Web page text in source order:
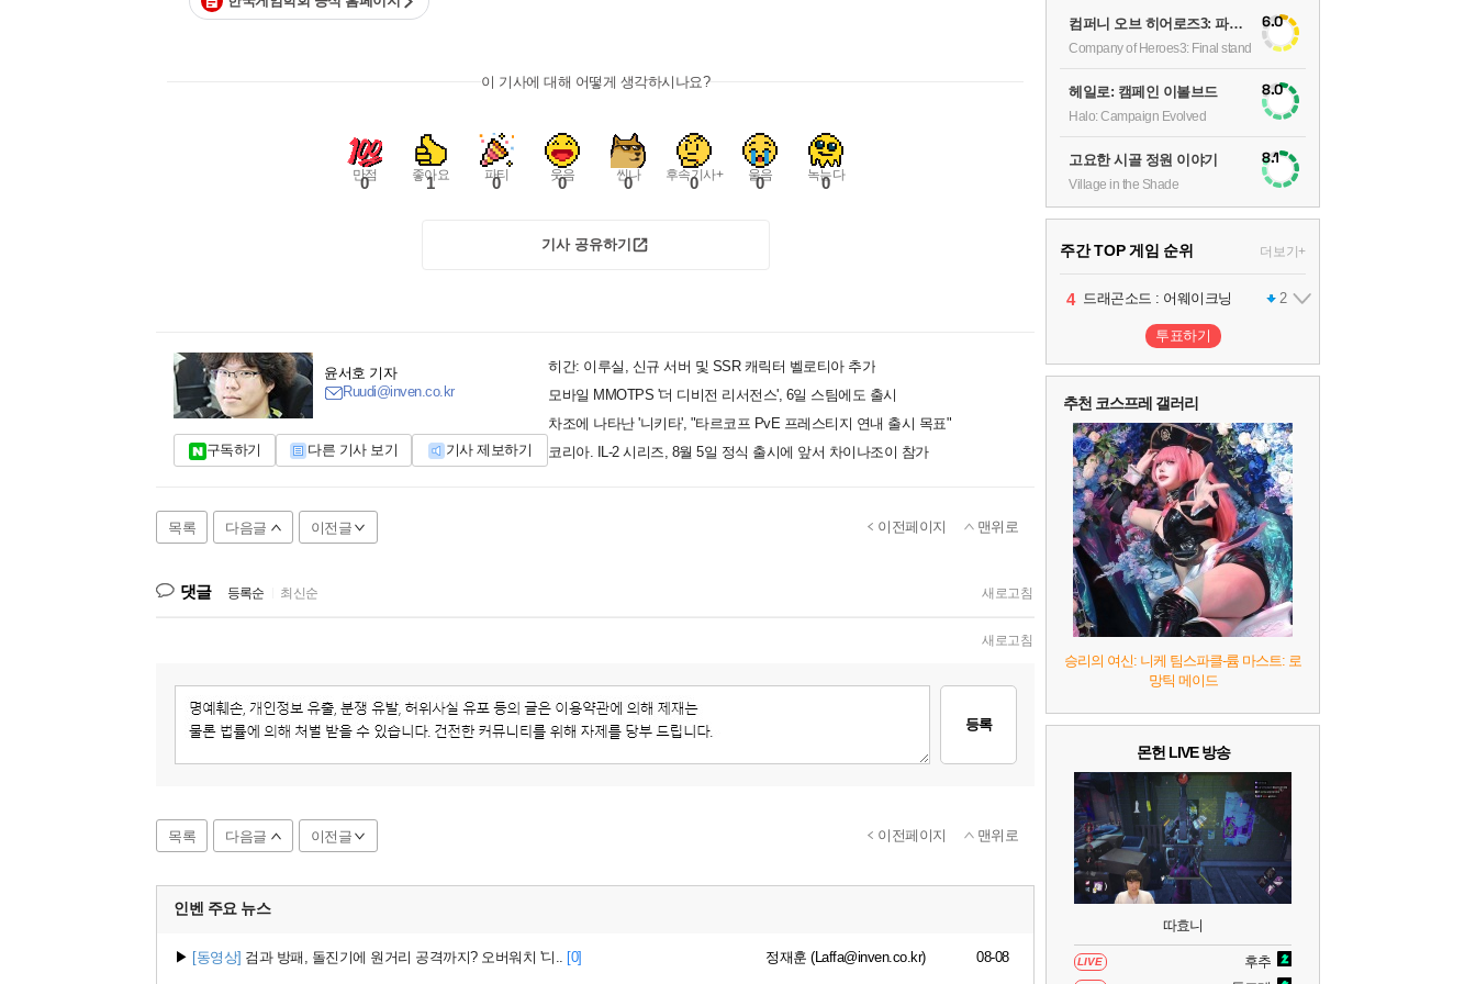
이 기사에 대해 어떻게 생각하시나요?
만점
0 좋아요
1 파티
0 웃음
0 씬나
0 후속기사+
0 울음
0 녹는다
0
기사 공유하기
윤서호 기자
Ruudi@inven.co.kr
구독하기 다른 기사 보기 기사 제보하기
히간: 이루실, 신규 서버 및 SSR 캐릭터 벨로티아 추가
모바일 MMOTPS '더 디비전 리서전스', 6일 스팀에도 출시
차조에 나타난 '니키타', "타르코프 PvE 프레스티지 연내 출시 목표"
코리아. IL-2 시리즈, 8월 5일 정식 출시에 앞서 차이나조이 참가
목록 다음글 이전글 이전페이지 맨위로
댓글 등록순 최신순 새로고침
새로고침
등록
목록 다음글 이전글 이전페이지 맨위로
인벤 주요 뉴스
▶ [동영상] 검과 방패, 돌진기에 원거리 공격까지? 오버워치 '디.. [0] 정재훈 (Laffa@inven.co.kr) 08-08
컴퍼니 오브 히어로즈3: 파이널 스탠드
Company of Heroes3: Final stand
6.0
헤일로: 캠페인 이볼브드
Halo: Campaign Evolved
8.0
고요한 시골 정원 이야기
Village in the Shade
8.1
주간 TOP 게임 순위 더보기+
1 팰월드
2 1
3 프로야구스피리츠2026 2
4 드래곤소드 : 어웨이크닝 2
5 블라인드 삼국 1
6 그랑블루 판타지 리링크 - 엔드리스 라그나로크 1
7 리듬 천국 미라클 스타즈 2
8 헤일로: 캠페인 이볼브드 2
9 캡틴 츠바사 2 월드 파이터즈
투표하기
추천 코스프레 갤러리
승리의 여신: 니케 팀스파클-륨 마스트: 로
망틱 메이드
몬헌 LIVE 방송
따효니
LIVE 후추